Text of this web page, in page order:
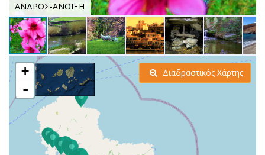
ΑΝΔΡΟΣ-ΑΝΟΙΞΗ
+
-
Διαδραστικός Χάρτης